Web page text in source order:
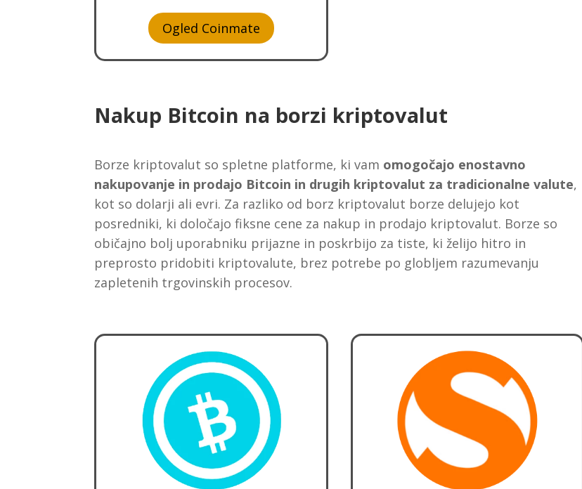
Ogled Coinmate
Nakup Bitcoin na borzi kriptovalut
Borze kriptovalut so spletne platforme, ki vam omogočajo enostavno
nakupovanje in prodajo Bitcoin in drugih kriptovalut za tradicionalne valute,
kot so dolarji ali evri. Za razliko od borz kriptovalut borze delujejo kot
posredniki, ki določajo fiksne cene za nakup in prodajo kriptovalut. Borze so
običajno bolj uporabniku prijazne in poskrbijo za tiste, ki želijo hitro in
preprosto pridobiti kriptovalute, brez potrebe po globljem razumevanju
zapletenih trgovinskih procesov.